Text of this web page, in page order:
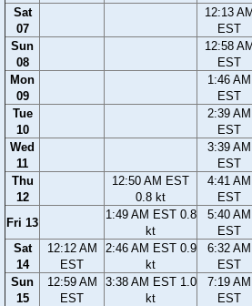
Sat
07
12:13 AM
EST
Sun
08
12:58 AM
EST
Mon
09
1:46 AM
EST
Tue
10
2:39 AM
EST
Wed
11
3:39 AM
EST
Thu
12
12:50 AM EST
0.8 kt
4:41 AM
EST
Fri 13
1:49 AM EST 0.8
kt
5:40 AM
EST
Sat
14
12:12 AM
EST
2:46 AM EST 0.9
kt
6:32 AM
EST
Sun
15
12:59 AM
EST
3:38 AM EST 1.0
kt
7:19 AM
EST